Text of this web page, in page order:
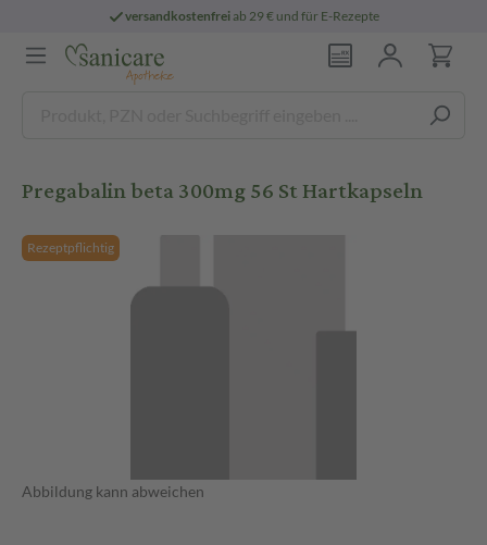
versandkostenfreiab 29 € und für E-Rezepte
Pregabalin beta 300mg 56 St Hartkapseln
Rezeptpflichtig
Abbildung kann abweichen